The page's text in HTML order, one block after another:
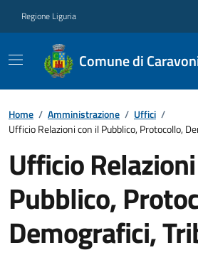
Regione Liguria
Comune di
Home / Amministrazione / Uffici /
Ufficio Relazioni con il Pubblico, Protocollo,
Ufficio
Pubblico,
Demografici,